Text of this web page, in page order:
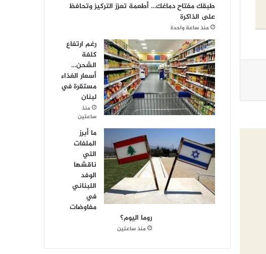
طبقك مفتاح دماغك… أطعمة تعزز التركيز وتحافظ
على الذاكرة
منذ ساعة واحدة
رغم ارتفاع
كلفة
الشحن…
أسعار الغذاء
مستقرة في
لبنان
منذ
ساعتين
ما أبرز
الملفات
التي
ناقشها
الوفد
اللبناني
في
مفاوضات
روما اليوم؟
منذ ساعتين